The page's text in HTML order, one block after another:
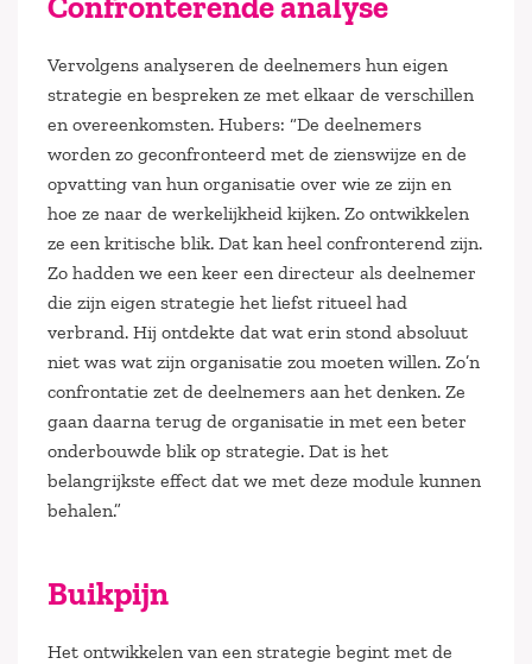
Vervolgens analyseren de deelnemers hun eigen
strategie en bespreken ze met elkaar de verschillen
en overeenkomsten. Hubers: “De deelnemers
worden zo geconfronteerd met de zienswijze en de
opvatting van hun organisatie over wie ze zijn en
hoe ze naar de werkelijkheid kijken. Zo ontwikkelen
ze een kritische blik. Dat kan heel confronterend zijn.
Zo hadden we een keer een directeur als deelnemer
die zijn eigen strategie het liefst ritueel had
verbrand. Hij ontdekte dat wat erin stond absoluut
niet was wat zijn organisatie zou moeten willen. Zo’n
confrontatie zet de deelnemers aan het denken. Ze
gaan daarna terug de organisatie in met een beter
onderbouwde blik op strategie. Dat is het
belangrijkste effect dat we met deze module kunnen
behalen.”
Buikpijn
Het ontwikkelen van een strategie begint met de